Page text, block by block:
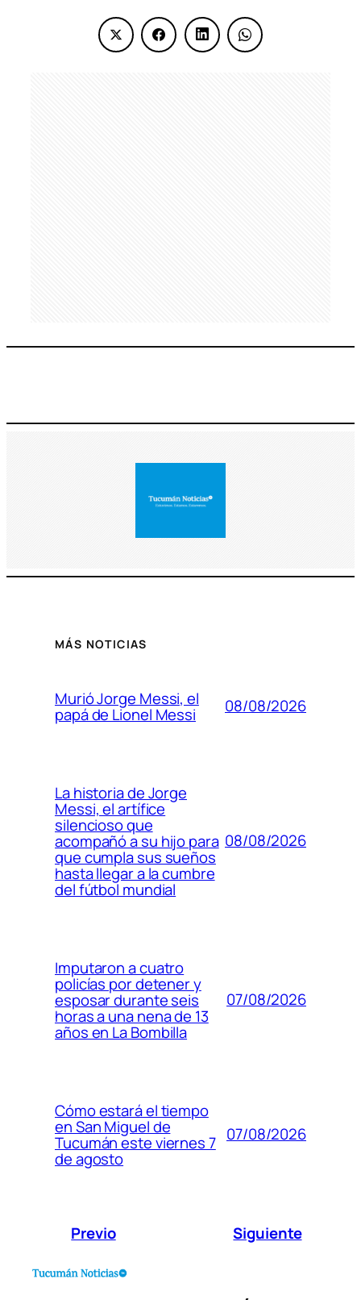
MÁS NOTICIAS
Murió Jorge Messi, el
papá de Lionel Messi 08/08/2026
La historia de Jorge
Messi, el artífice
silencioso que
acompañó a su hijo para
que cumpla sus sueños
hasta llegar a la cumbre
del fútbol mundial
08/08/2026
Imputaron a cuatro
policías por detener y
esposar durante seis
horas a una nena de 13
años en La Bombilla
07/08/2026
Cómo estará el tiempo
en San Miguel de
Tucumán este viernes 7
de agosto
07/08/2026
Previo Siguiente